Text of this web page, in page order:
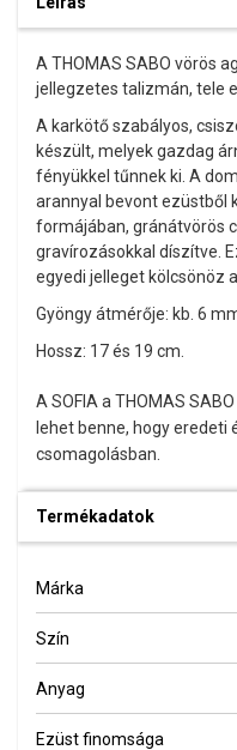
A THOMAS SABO vörös
jellegzetes talizmán, tele
A karkötő szabályos,
készült, melyek gazdag
fényükkel tűnnek ki. A
arannyal bevont ezüstből
formájában, gránátvörös
gravírozásokkal díszítve.
egyedi jelleget kölcsönöz
Gyöngy átmérője: kb. 6
Hossz: 17 és 19 cm.
A SOFIA a THOMAS
lehet benne, hogy
csomagolásban.
Termékadatok
Márka
Szín
Anyag
Ezüst finomsága